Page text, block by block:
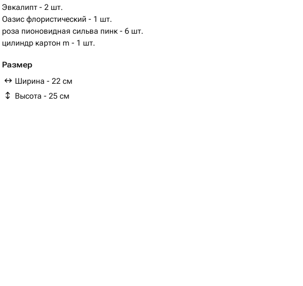
Эвкалипт - 2 шт.
Оазис флористический - 1 шт.
роза пионовидная сильва пинк - 6 шт.
цилиндр картон m - 1 шт.
Размер
Ширина - 22 см
Высота - 25 см